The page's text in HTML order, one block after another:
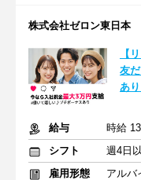
株式会社ゼロン東日本
【
友
あり
給与
時給
シフト
週4日
雇用形態
アルバ